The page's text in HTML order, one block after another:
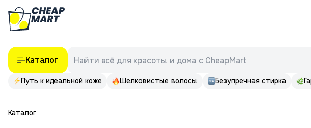
Каталог Найти всё для красоты и дома с CheapMart
Путь к идеальной коже Шелковистые волосы Безупречная стирка
Каталог